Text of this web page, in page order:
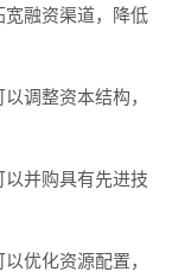
宽融资渠道，降低
调整资本结构，
以并购具有先进技
优化资源配置，